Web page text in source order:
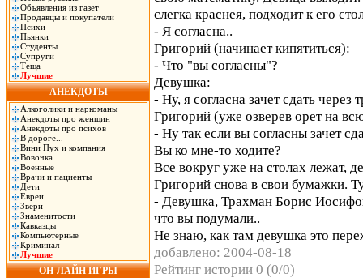
Объявления из газет
Продавцы и покупатели
Психи
Пьянки
Студенты
Супруги
Теща
Лучшие
АНЕКДОТЫ
Алкоголики и наркоманы
Анекдоты про женщин
Анекдоты про психов
В дороге...
Вини Пух и компания
Вовочка
Военные
Врачи и пациенты
Дети
Евреи
Звери
Знаменитости
Кавказцы
Компьютерные
Криминал
Лучшие
ОН-ЛАЙН ИГРЫ
слегка краснея, подходит к его
- Я согласна..
Григорий (начинает кипятиться):
- Что "вы согласны"?
Девушка:
- Ну, я согласна зачет сдать через
Григорий (уже озверев орет на
- Ну так если вы согласны зачет
Вы ко мне-то ходите?
Все вокруг уже на столах лежат,
Григорий снова в свои бумажки.
- Девушка, Трахман Борис
что вы подумали..
Не знаю, как там девушка это
добавлено: 2004-08-18
Рейтинг истории 0 (0/0)